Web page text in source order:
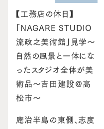
【工務店の休日】
「NAGARE STUDIO
流政之美術館」見学～
自然の風景と一体にな
ったスタジオ全体が美
術品～吉田建設＠高
松市～
庵治半島の東側、志度